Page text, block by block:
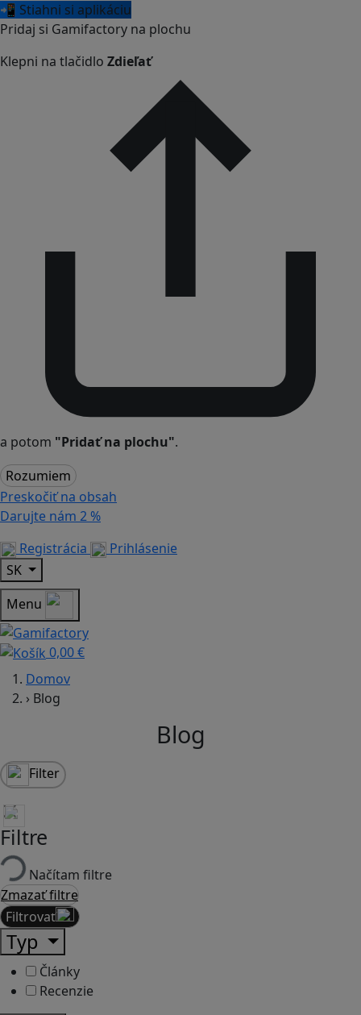
📲 Stiahni si aplikáciu
Pridaj si Gamifactory na plochu
Klepni na tlačidlo Zdieľať
a potom "Pridať na plochu".
Rozumiem
Preskočiť na obsah
Darujte nám 2 %
Registrácia
Prihlásenie
SK
Menu
0,00 €
Domov
› Blog
Blog
Filter
Filtre
Načítam filtre
Zmazať filtre
Filtrovať
Typ
Články
Recenzie